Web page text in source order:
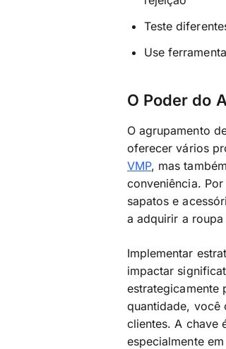
Teste
Use
O Poder do
O agrupamento
oferecer vários
VMP, mas
conveniência.
sapatos e
a adquirir a roupa
Implementar
impactar
estrategicamente
quantidade, você
clientes. A chave
especialmente